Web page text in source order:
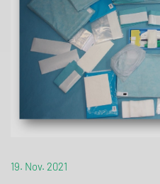
19. Nov. 2021